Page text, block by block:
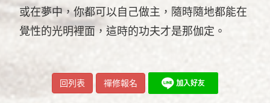
或在夢中，你都可以自己做主，隨時隨地都能在
覺性的光明裡面，這時的功夫才是那伽定。
回列表 禪修報名